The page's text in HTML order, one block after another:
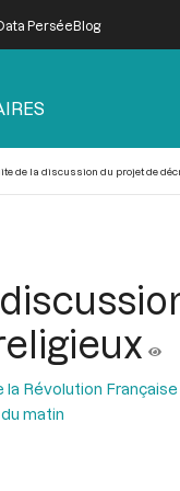
PerséeBlog
de la discussion du projet de
Révolution Française
matin